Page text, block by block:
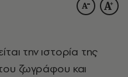
την ιστορία της
ζωγράφου και